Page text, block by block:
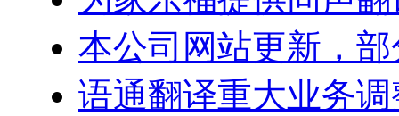
本公司网站更新，
语通翻译重大业务调